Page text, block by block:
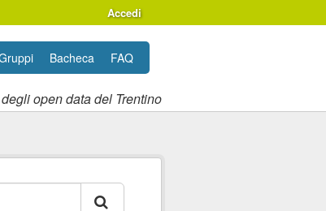
Accedi
open data del Trentino
Bacheca FAQ